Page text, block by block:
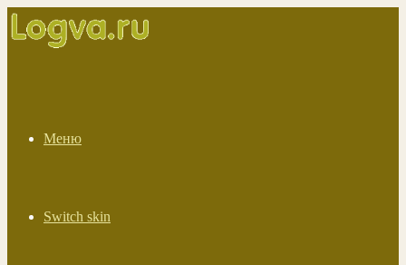
Меню
Switch skin